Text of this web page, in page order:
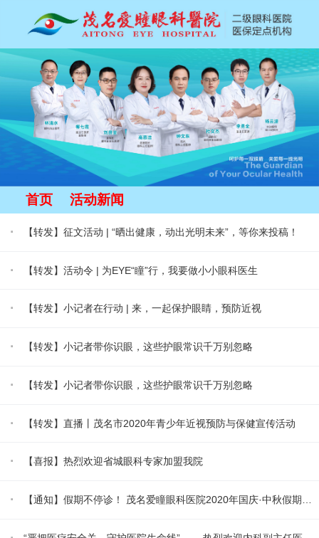
首页 活动新闻
· 【转发】征文活动 | “晒出健康，动出光明未来”，等你来投稿！
· 【转发】活动令 | 为EYE“瞳”行，我要做小小眼科医生
· 【转发】小记者在行动 | 来，一起保护眼睛，预防近视
· 【转发】小记者带你识眼，这些护眼常识千万别忽略
· 【转发】小记者带你识眼，这些护眼常识千万别忽略
· 【转发】直播丨茂名市2020年青少年近视预防与保健宣传活动
· 【喜报】热烈欢迎省城眼科专家加盟我院
·